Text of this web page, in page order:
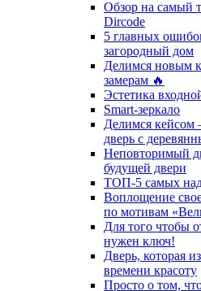
Обзор на самый
Dircode
5 главных
загородный дом
Делимся новым
замерам 🔥
Эстетика
Smart-зеркало
Делимся кейсом
дверь с
Неповторимый
будущей двери
ТОП-5 самых
Воплощение
по мотивам
Для того чтобы
нужен ключ!
Дверь, которая
времени красоту
Просто о том,